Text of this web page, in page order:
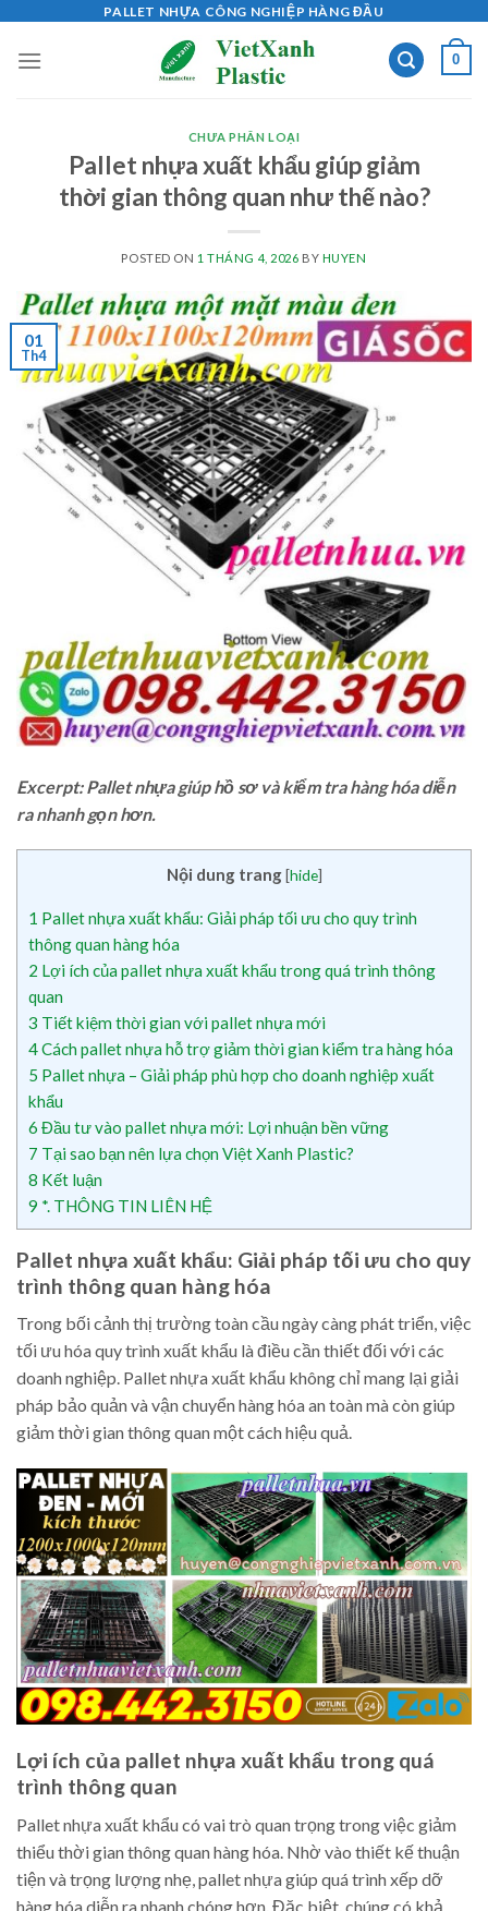
content
PALLET NHỰA CÔNG NGHIỆP HÀNG ĐẦU
0
CHƯA PHÂN LOẠI
Pallet nhựa xuất khẩu giúp giảm
thời gian thông quan như thế nào?
POSTED ON 1 THÁNG 4, 2026 BY HUYEN
01
Th4
Excerpt: Pallet nhựa giúp hồ sơ và kiểm tra hàng hóa diễn
ra nhanh gọn hơn.
Nội dung trang [hide]
1 Pallet nhựa xuất khẩu: Giải pháp tối ưu cho quy trình
thông quan hàng hóa
2 Lợi ích của pallet nhựa xuất khẩu trong quá trình thông
quan
3 Tiết kiệm thời gian với pallet nhựa mới
4Cách pallet nhựa hỗ trợ giảm thời gian kiểm tra hàng hóa
5 Pallet nhựa – Giải pháp phù hợp cho doanh nghiệp xuất
khẩu
6 Đầu tư vào pallet nhựa mới: Lợi nhuận bền vững
7 Tại sao bạn nên lựa chọn Việt Xanh Plastic?
8 Kết luận
9 *. THÔNG TIN LIÊN HỆ
Pallet nhựa xuất khẩu: Giải pháp tối ưu cho quy
trình thông quan hàng hóa
Trong bối cảnh thị trường toàn cầu ngày càng phát triển, việc
tối ưu hóa quy trình xuất khẩu là điều cần thiết đối với các
doanh nghiệp. Pallet nhựa xuất khẩu không chỉ mang lại giải
pháp bảo quản và vận chuyển hàng hóa an toàn mà còn giúp
giảm thời gian thông quan một cách hiệu quả.
Lợi ích của pallet nhựa xuất khẩu trong quá
trình thông quan
Pallet nhựa xuất khẩu có vai trò quan trọng trong việc giảm
thiểu thời gian thông quan hàng hóa. Nhờ vào thiết kế thuận
tiện và trọng lượng nhẹ, pallet nhựa giúp quá trình xếp dỡ
hàng hóa diễn ra nhanh chóng hơn. Đặc biệt, chúng có khả